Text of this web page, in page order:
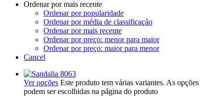
Ordenar por mais recente
Ordenar por popularidade
Ordenar por média de classificação
Ordenar por mais recente
Ordenar por preço: menor para maior
Ordenar por preço: maior para menor
Cancel
Ver opções Este produto tem várias variantes. As opções
podem ser escolhidas na página do produto